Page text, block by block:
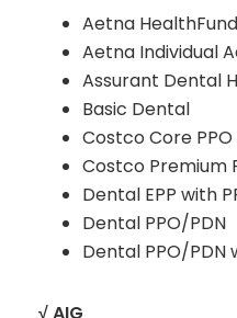
Aetna
Aetna Individual
Assurant Dental
Basic Dental
Costco Core PPO
Costco Premium
Dental EPP with
Dental PPO/PDN
Dental PPO/PDN